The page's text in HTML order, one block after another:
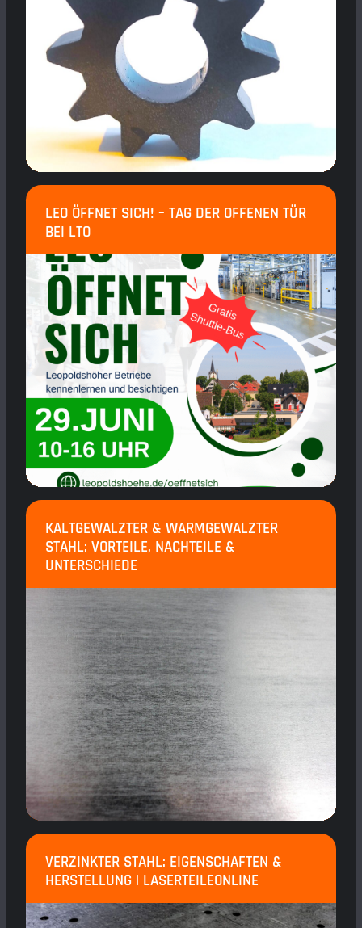
LEO ÖFFNET SICH! – TAG DER OFFENEN TÜR
BEI LTO
KALTGEWALZTER & WARMGEWALZTER
STAHL: VORTEILE, NACHTEILE &
UNTERSCHIEDE
VERZINKTER STAHL: EIGENSCHAFTEN &
HERSTELLUNG | LASERTEILEONLINE